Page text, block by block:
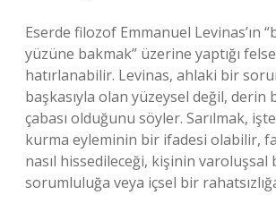
Eserde filozof Emmanuel Levinas’ın
yüzüne bakmak” üzerine yaptığı
hatırlanabilir. Levinas, ahlaki bir
başkasıyla olan yüzeysel değil, derin
çabası olduğunu söyler. Sarılmak,
kurma eyleminin bir ifadesi olabilir,
nasıl hissedileceği, kişinin varoluşsal
sorumluluğa veya içsel bir